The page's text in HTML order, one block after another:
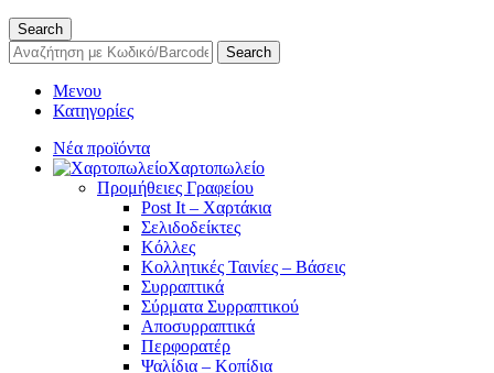
Search
Search
Μενου
Κατηγορίες
Νέα προϊόντα
Χαρτοπωλείο
Προμήθειες Γραφείου
Post It – Χαρτάκια
Σελιδοδείκτες
Κόλλες
Κολλητικές Ταινίες – Βάσεις
Συρραπτικά
Σύρματα Συρραπτικού
Αποσυρραπτικά
Περφορατέρ
Ψαλίδια – Κοπίδια